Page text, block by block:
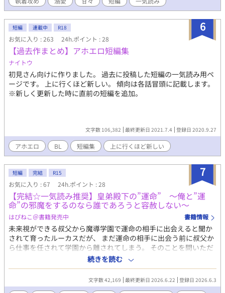
6
短編 連載中 R18
お気に入り : 263 24h.ポイント : 28
【過去作まとめ】アホエロ短編集
ナイトウ
初見さん向けに作りました。 過去に投稿した短編の一気読み用ペ
ージです。 上に行くほど新しい。 傾向は各話冒頭に記載します。
※新しく更新した時に直前の短編を追加。
文字数 106,382 最終更新日 2021.7.4 登録日 2020.9.27
アホエロ BL 短編集 上に行くほど新しい
7
短編 完結 R15
お気に入り : 67 24h.ポイント : 28
【完結☆一気読み推奨】皇弟殿下の”運命” 〜俺と”運
命”の邪魔をするのなら誰であろうと容赦しない〜
はぴねこ＠書籍発売中 書籍情報
未来視ができる叔父から魔導学園で運命の相手に出会えると聞か
されて育ったルーカスだが、 まだ運命の相手に出会う前に叔父か
ら仕事を任されて学園から離されてしまう。 そのことを問いただ
しても、叔父ははぐらかすばかり。 二人の親友の手を借りてなん
とか時間を作って魔導学園に行ってみると、新入生の中に運命の
相手を見つけた。 ルーカスは新入生のリアムと仲良くなるべく、
手を尽くすが、リアムが国に呼び出されて帰国するなどの邪魔が
続きを読む
文字数 42,169 最終更新日 2026.6.22 登録日 2026.6.3